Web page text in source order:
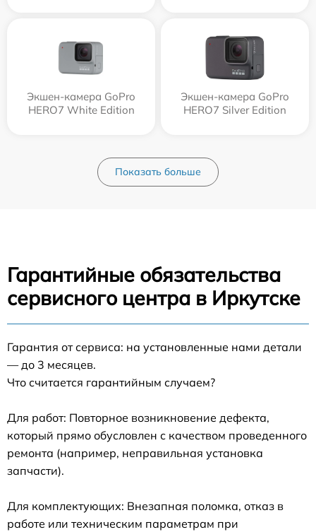
Экшен-камера GoPro
HERO7 White Edition
Экшен-камера GoPro
HERO7 Silver Edition
Показать больше
Гарантийные обязательства
сервисного центра в Иркутске
Гарантия от сервиса: на установленные нами детали
— до 3 месяцев.
Что считается гарантийным случаем?
Для работ: Повторное возникновение дефекта,
который прямо обусловлен с качеством проведенного
ремонта (например, неправильная установка
запчасти).
Для комплектующих: Внезапная поломка, отказ в
работе или техническим параметрам при